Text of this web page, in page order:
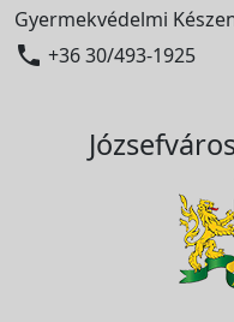
Gyermekvédelmi
 +36 30/493-1925